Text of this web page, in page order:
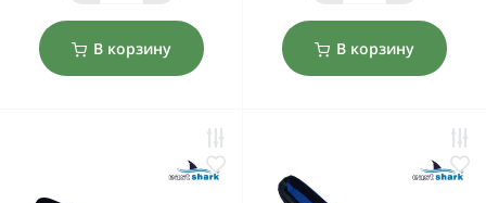
В корзину В корзину